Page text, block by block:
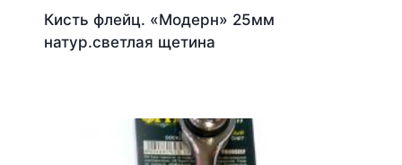
Кисть флейц. «Модерн» 25мм
натур.светлая щетина